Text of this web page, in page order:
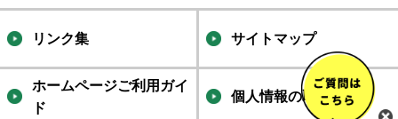
リンク集 サイトマップ
ホームページご利用ガイ
ド
個人情報の取り扱い